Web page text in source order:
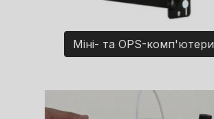
Міні- та OPS-комп'ютери